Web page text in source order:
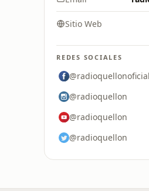
Sitio Web
REDES SOCIALES
@radioquellonoficial
@radioquellon
@radioquellon
@radioquellon